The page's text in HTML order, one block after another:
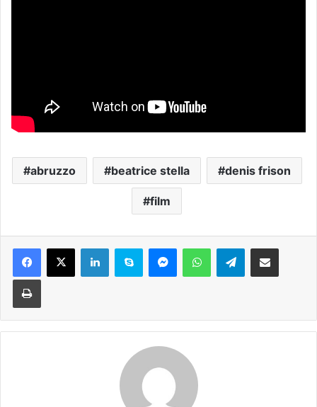
abruzzo beatrice stella denis frison
film
Telegram